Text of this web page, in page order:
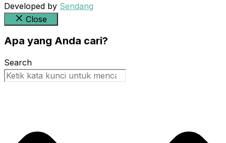
Developed by Sendang
Close
Apa yang Anda cari?
Search